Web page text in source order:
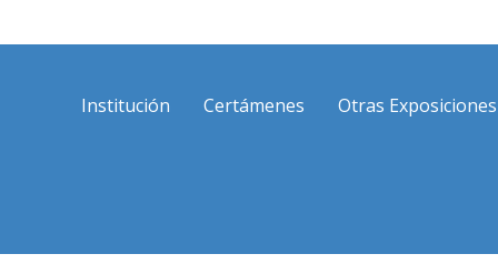
al
Institución Certámenes Otras Exposiciones